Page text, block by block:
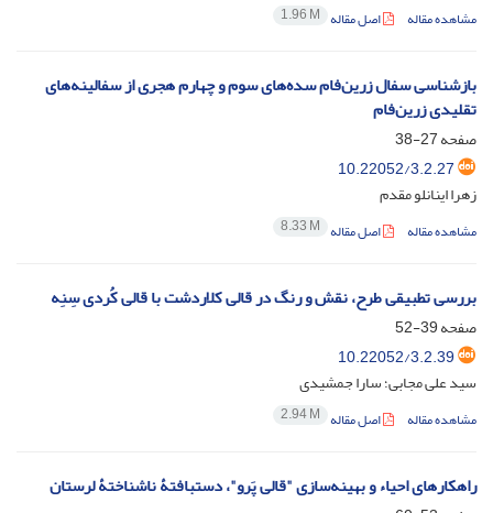
مشاهده مقاله اصل مقاله 1.96 M
بازشناسی سفال زرین‌فام سده‌های سوم و چهارم هجری از سفالینه‌های
تقلیدی زرین‌فام
صفحه27-38
10.22052/3.2.27
زهرا اینانلو مقدم
مشاهده مقاله اصل مقاله 8.33 M
بررسی تطبیقی طرح، نقش و رنگ در قالی کلاردشت با قالی کُردی سِنِه
صفحه39-52
10.22052/3.2.39
سید علی مجابی؛ سارا جمشیدی
مشاهده مقاله اصل مقاله 2.94 M
راهکارهای احیاء و بهینه‌سازی "قالی پَرو"، دستبافتۀ ناشناختۀ لرستان